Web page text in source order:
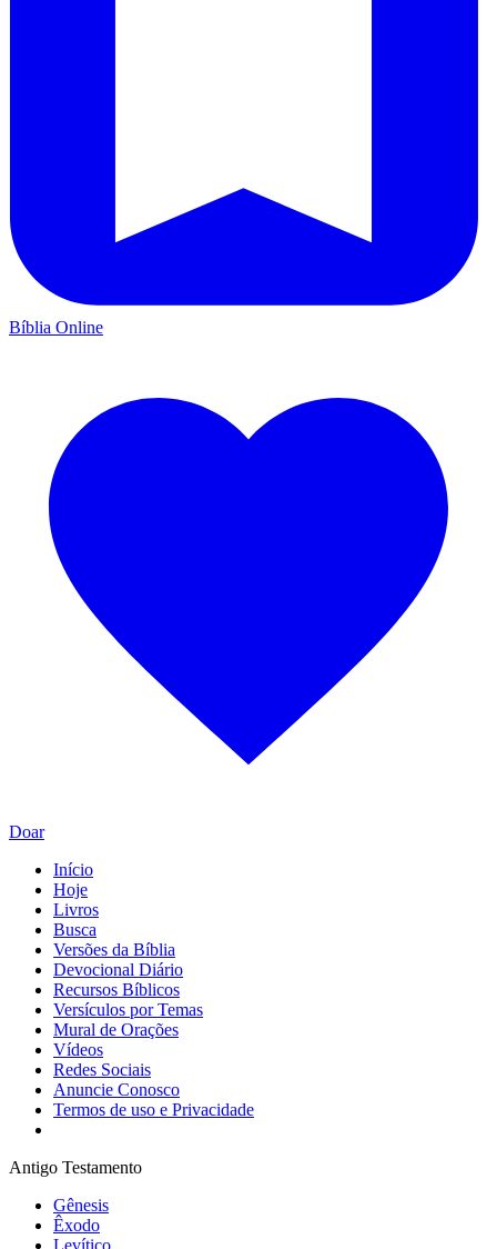
Bíblia Online
Doar
Início
Hoje
Livros
Busca
Versões da Bíblia
Devocional Diário
Recursos Bíblicos
Versículos por Temas
Mural de Orações
Vídeos
Redes Sociais
Anuncie Conosco
Termos de uso e Privacidade
Antigo Testamento
Gênesis
Êxodo
Levítico